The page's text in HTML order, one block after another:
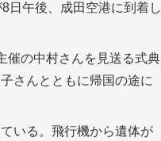
日午後、成田空港に到着し
催の中村さんを見送る式典
さんとともに帰国の途に
いる。飛行機から遺体が